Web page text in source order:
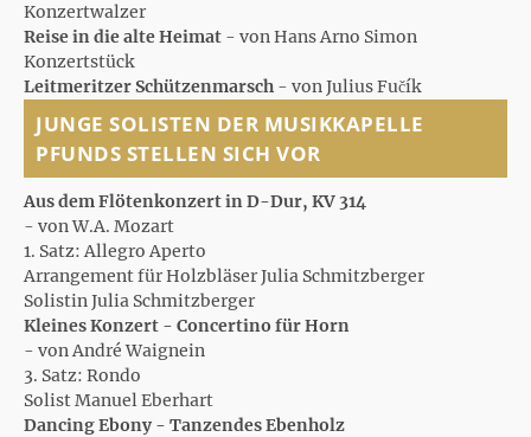
Konzertwalzer
Reise in die alte Heimat - von Hans Arno Simon
Konzertstück
Leitmeritzer Schützenmarsch - von Julius Fučík
JUNGE SOLISTEN DER MUSIKKAPELLE
PFUNDS STELLEN SICH VOR
Aus dem Flötenkonzert in D-Dur, KV 314
- von W.A. Mozart
1. Satz: Allegro Aperto
Arrangement für Holzbläser Julia Schmitzberger
Solistin Julia Schmitzberger
Kleines Konzert - Concertino für Horn
- von André Waignein
3. Satz: Rondo
Solist Manuel Eberhart
Dancing Ebony - Tanzendes Ebenholz